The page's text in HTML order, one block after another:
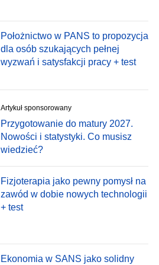
Położnictwo w PANS to propozycja
dla osób szukających pełnej
wyzwań i satysfakcji pracy + test
Artykuł sponsorowany
Przygotowanie do matury 2027.
Nowości i statystyki. Co musisz
wiedzieć?
Fizjoterapia jako pewny pomysł na
zawód w dobie nowych technologii
+ test
Ekonomia w SANS jako solidny